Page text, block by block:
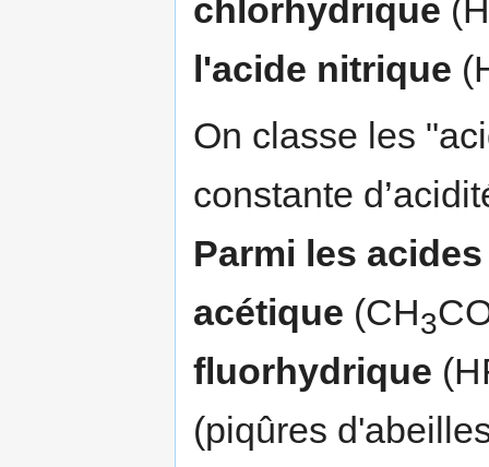
chlorhydrique
l'acide nitrique
On classe les
constante
Parmi les
acétique (CH3
fluorhydrique
(piqûres